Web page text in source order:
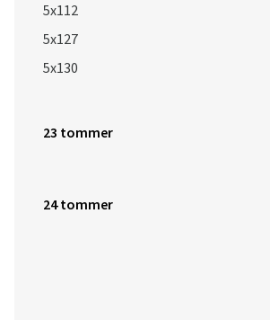
5x112
5x127
5x130
23 tommer
24 tommer